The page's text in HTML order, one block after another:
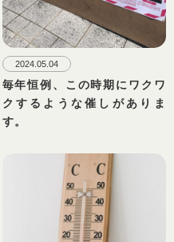
2024.05.04
毎年恒例、この時期にワクワ
クするような催しがありま
す。